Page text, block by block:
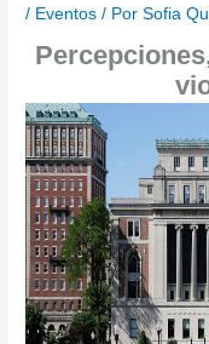
/ Eventos / PorSofia